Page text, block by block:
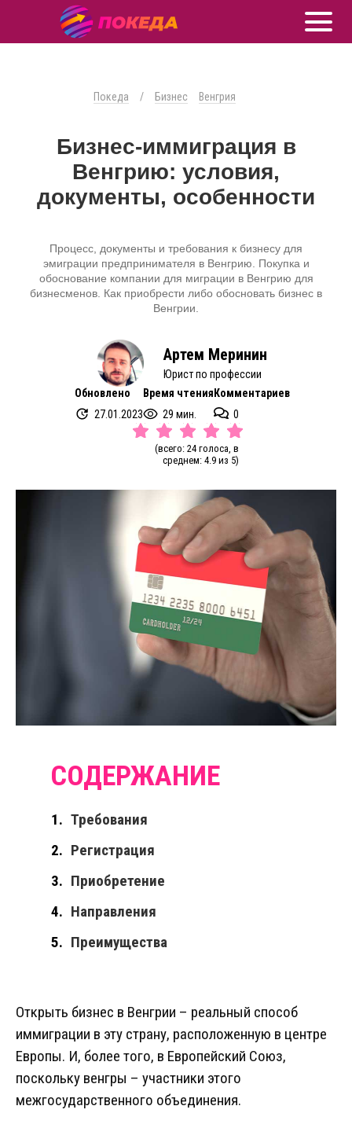
Покеда / Бизнес Венгрия
Бизнес-иммиграция в
Венгрию: условия,
документы, особенности
Процесс, документы и требования к бизнесу для
эмиграции предпринимателя в Венгрию. Покупка и
обоснование компании для миграции в Венгрию для
бизнесменов. Как приобрести либо обосновать бизнес в
Венгрии.
Артем Меринин
Юрист по профессии
Обновлено
27.01.2023
Время чтения
29 мин.
Комментариев
0
(всего: 24 голоса, в
среднем: 4.9 из 5)
Требования
Регистрация
Приобретение
Направления
Преимущества
Открыть бизнес в Венгрии – реальный способ
иммиграции в эту страну, расположенную в центре
Европы. И, более того, в Европейский Союз,
поскольку венгры – участники этого
межгосударственного объединения.